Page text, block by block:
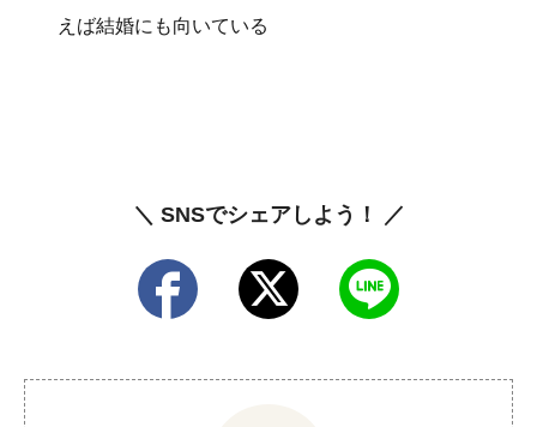
えば結婚にも向いている
＼ SNSでシェアしよう！ ／